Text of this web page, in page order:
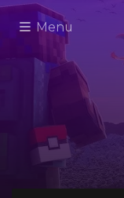
Menu